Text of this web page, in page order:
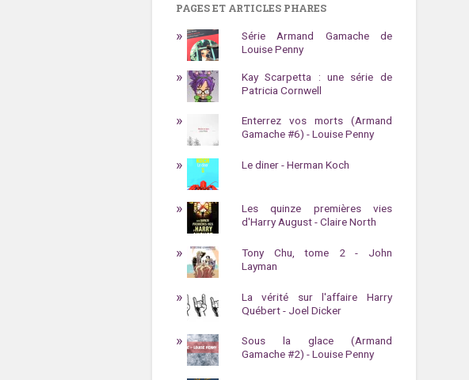
PAGES ET ARTICLES PHARES
Série Armand Gamache de
Louise Penny
Kay Scarpetta : une série de
Patricia Cornwell
Enterrez vos morts (Armand
Gamache #6) - Louise Penny
Le diner - Herman Koch
Les quinze premières vies
d'Harry August - Claire North
Tony Chu, tome 2 - John
Layman
La vérité sur l'affaire Harry
Québert - Joel Dicker
Sous la glace (Armand
Gamache #2) - Louise Penny